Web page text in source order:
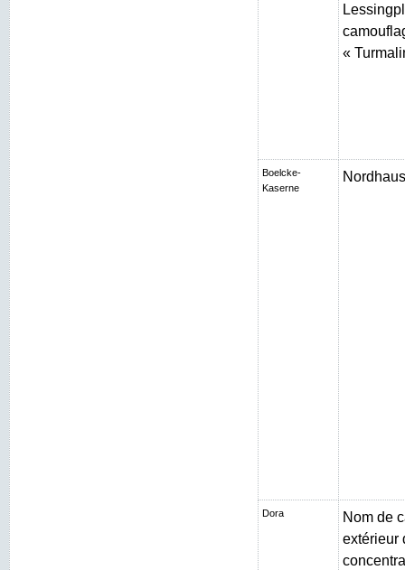
«
Boelcke-
Kaserne
Dora
Nom de
extérieur